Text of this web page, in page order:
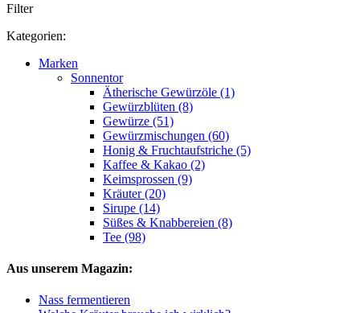
Filter
Kategorien:
Marken
Sonnentor
Ätherische Gewürzöle (1)
Gewürzblüten (8)
Gewürze (51)
Gewürzmischungen (60)
Honig & Fruchtaufstriche (5)
Kaffee & Kakao (2)
Keimsprossen (9)
Kräuter (20)
Sirupe (14)
Süßes & Knabbereien (8)
Tee (98)
Aus unserem Magazin:
Nass fermentieren